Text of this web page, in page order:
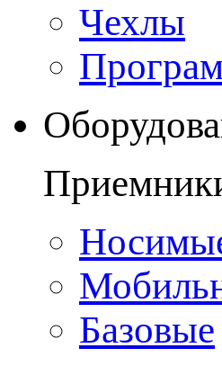
Чехлы
Базовые